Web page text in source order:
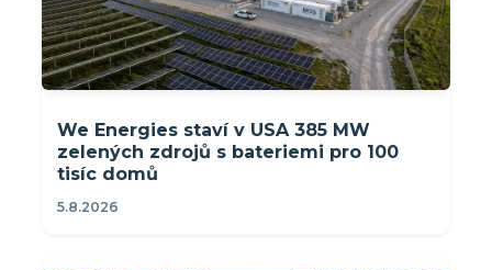
We Energies staví v USA 385 MW
zelených zdrojů s bateriemi pro 100
tisíc domů
5.8.2026